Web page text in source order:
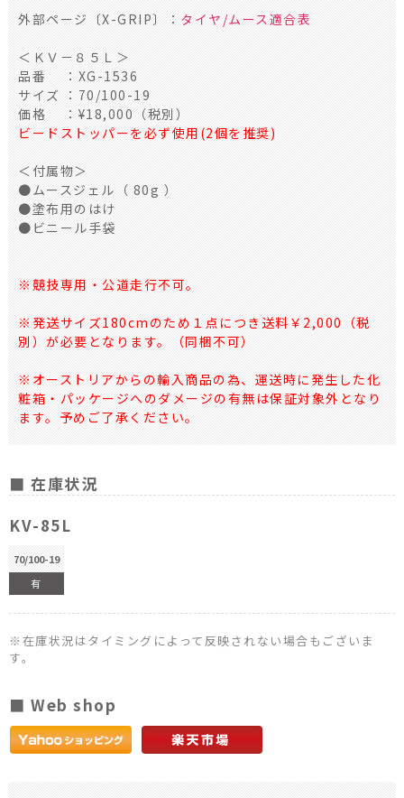
外部ページ〔X-GRIP〕：タイヤ/ムース適合表
＜ＫＶ－８５Ｌ＞
品番 ：XG-1536
サイズ ：70/100-19
価格 ：¥18,000（税別）
ビードストッパーを必ず使用(2個を推奨)
＜付属物＞
●ムースジェル（ 80g ）
●塗布用のはけ
●ビニール手袋
※競技専用・公道走行不可。
※発送サイズ180cmのため１点につき送料￥2,000（税
別）が必要となります。（同梱不可）
※オーストリアからの輸入商品の為、運送時に発生した化
粧箱・パッケージへのダメージの有無は保証対象外となり
ます。予めご了承ください。
■ 在庫状況
KV-85L
70/100-19
有
※在庫状況はタイミングによって反映されない場合もございま
す。
■ Web shop